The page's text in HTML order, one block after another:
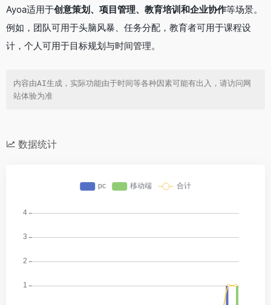
Ayoa适用于创意策划、项目管理、教育培训和企业协作等场景。
例如，团队可用于头脑风暴、任务分配，教育者可用于课程设
计，个人可用于目标规划与时间管理。
内容由AI生成，实际功能由于时间等各种因素可能有出入，请访问网
站体验为准
数据统计